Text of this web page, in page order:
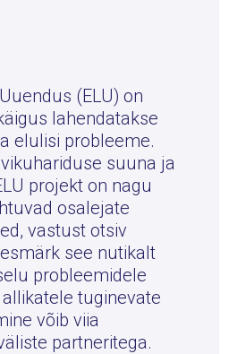
(ELU) on
lahendatakse
elulisi probleeme.
suuna ja
projekt on nagu
osalejate
vastust otsiv
see nutikalt
probleemidele
tuginevate
võib viia
partneritega.